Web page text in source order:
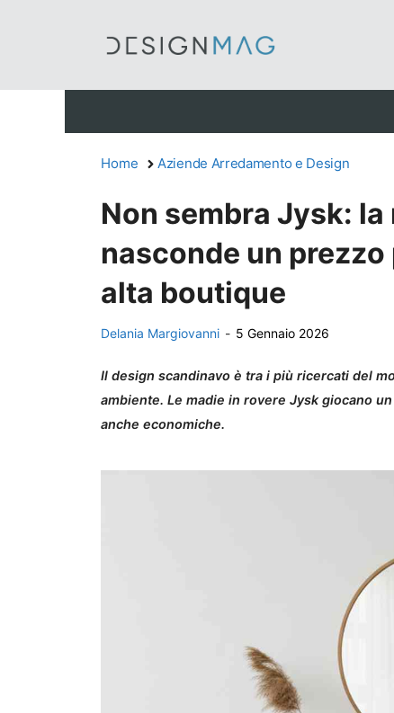
Home Aziende Arredamento e Design
Non sembra Jysk:
nasconde un
alta boutique
Delania Margiovanni - 5 Gennaio 2026
Il design scandinavo è tra i più ricercati del
ambiente. Le madie in rovere Jysk giocano
anche economiche.